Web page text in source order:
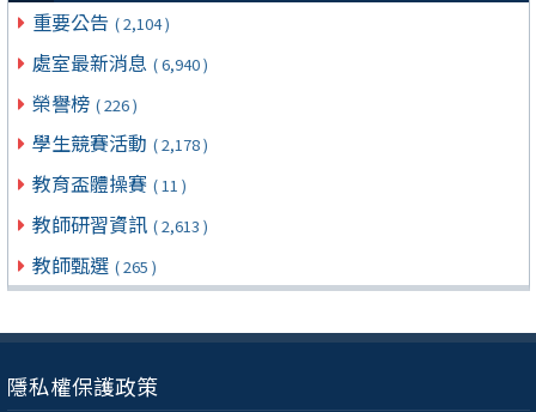
重要公告 ( 2,104 )
處室最新消息 ( 6,940 )
榮譽榜 ( 226 )
學生競賽活動 ( 2,178 )
教育盃體操賽 ( 11 )
教師研習資訊 ( 2,613 )
教師甄選 ( 265 )
隱私權保護政策